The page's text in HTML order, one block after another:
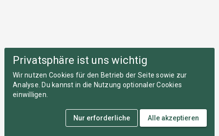
Privatsphäre ist uns wichtig
Wir nutzen Cookies für den Betrieb der Seite sowie zur
Analyse. Du kannst in die Nutzung optionaler Cookies
einwilligen.
Nur erforderliche Alle akzeptieren